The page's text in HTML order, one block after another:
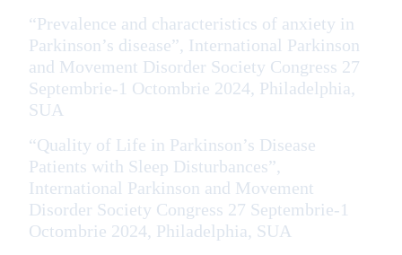
“Prevalence and characteristics of anxiety in
Parkinson’s disease”, International Parkinson
and Movement Disorder Society Congress 27
Septembrie-1 Octombrie 2024, Philadelphia,
SUA
“Quality of Life in Parkinson’s Disease
Patients with Sleep Disturbances”,
International Parkinson and Movement
Disorder Society Congress 27 Septembrie-1
Octombrie 2024, Philadelphia, SUA